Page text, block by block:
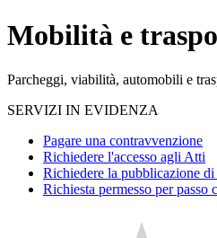
Mobilità e
Parcheggi, viabilità, automobili e
SERVIZI IN EVIDENZA
Pagare una contravvenzione
Richiedere l'accesso agli Atti
Richiedere la pubblicazione
Richiesta permesso per passo